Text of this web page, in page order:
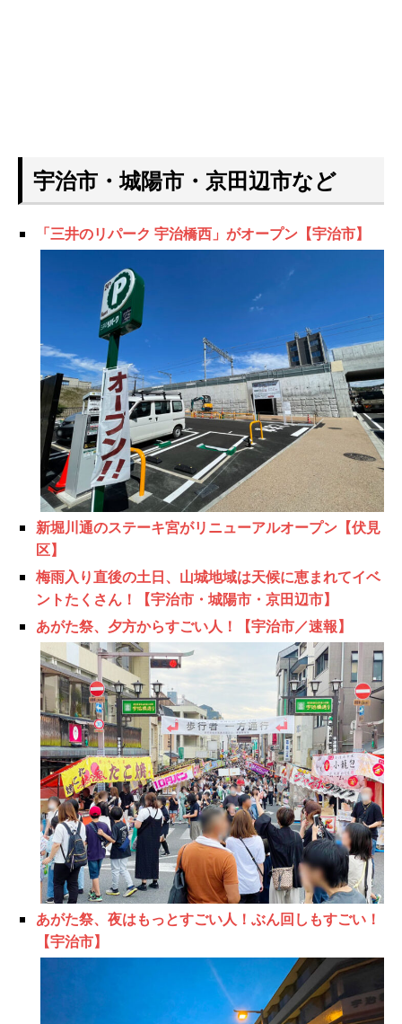
宇治市・城陽市・京田辺市など
「三井のリパーク 宇治橋西」がオープン【宇治市】
新堀川通のステーキ宮がリニューアルオープン【伏見
区】
梅雨入り直後の土日、山城地域は天候に恵まれてイベ
ントたくさん！【宇治市・城陽市・京田辺市】
あがた祭、夕方からすごい人！【宇治市／速報】
あがた祭、夜はもっとすごい人！ぶん回しもすごい！
【宇治市】